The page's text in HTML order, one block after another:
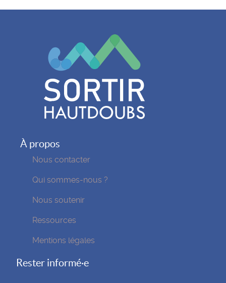
À propos
Nous contacter
Qui sommes-nous ?
Nous soutenir
Ressources
Mentions légales
Rester informé·e